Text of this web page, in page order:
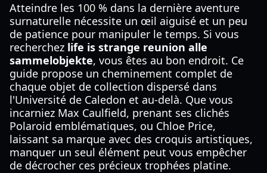
Atteindre les 100 % dans la dernière aventure
surnaturelle nécessite un œil aiguisé et un peu
de patience pour manipuler le temps. Si vous
recherchez life is strange reunion alle
sammelobjekte, vous êtes au bon endroit. Ce
guide propose un cheminement complet de
chaque objet de collection dispersé dans
l'Université de Caledon et au-delà. Que vous
incarniez Max Caulfield, prenant ses clichés
Polaroid emblématiques, ou Chloe Price,
laissant sa marque avec des croquis artistiques,
manquer un seul élément peut vous empêcher
de décrocher ces précieux trophées platine.